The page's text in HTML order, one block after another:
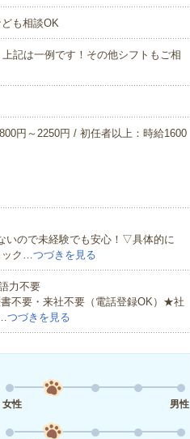
も相談OK
記は一例です！その他シフトもご相
円～2250円 / 初任者以上：時給1600
いので未経験でも安心！▽具体的に
ック…つづきを見る
力不要
不要・来社不要（電話登録OK）★社
つづきを見る
女性
男性